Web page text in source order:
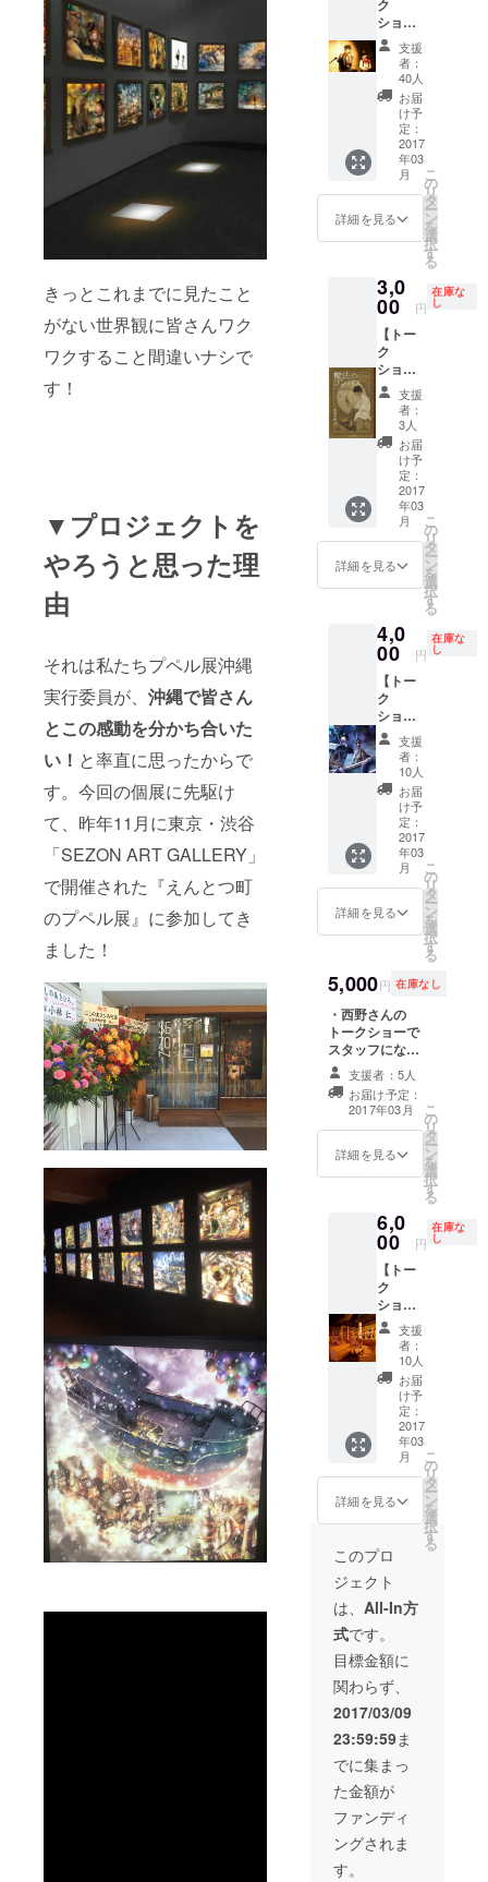
きっとこれまでに見たこと
がない世界観に皆さんワク
ワクすること間違いナシで
す！
▼プロジェクトを
やろうと思った理
由
それは私たちプペル展沖縄
実行委員が、 沖縄で皆さん
とこの感動を分かち合いた
い！ と率直に思ったからで
す。今回の個展に先駆け
て、昨年11月に東京・渋谷
「SEZON ART GALLERY」
で開催された『えんとつ町
のプペル展』に参加してき
ました！
しよろ
しけれ
ば１円
でも多
くのご
支援を
頂ける
とあり
がたい
です。
宜しく
しま
す。
3/24(金)
、
3/25(土)
の4日間
で、 貸
し切り
にでき
る時間
帯はい
ずれ
も、21
時～21
時半の
以下の
注意事
項を必
ずお読
みくだ
さい。
※支援者
様同士
の日程
の重複
がない
ように
するた
め、
購入前
セージ
にて空
認をお
願いし
ます。
※価格は
来場人
数に
よって
変動し
ます。
ご注意
くださ
い。
おひと
り様→
4500円
様
→ 9000
円×2）
名様→
２名様
金額
（9000
円）に
加え、
一人増
3000円
（最大
で） ※
安全管
理のた
め、ス
タッフ
が一人
駐在し
ます
が、邪
魔にな
らない
ように
致しま
す。
やフラ
イヤー
を設置
致しま
す。 注
目度の
高いイ
ベント
ですの
で多く
の集客
が見込
まれま
下なら
初日か
ら最終
日まで
設置さ
せてい
ただき
ます。
支援者
数が6名
以上な
ら3クー
ル(前期
3/11～
15・中
期3/16
～21・
けさせ
ていた
だきま
す。 ※
イベン
トの趣
旨に添
わない
広告は
お断り
させて
いただ
きます
ので、
事前
ルにて
要相談
ご了承
い。
ク
ショー
に参加
される
方向
け】 ・
西野亮
廣トー
ショー
特別先
行販売
チケッ
ト 席数
に限り
います
のでこ
ちらの
リター
ンは、
2017年
3月21日
にギャ
ラリー
(3階)で
開催す
る西野
さんの
トーク
ショー
に参加
できる
願いし
ます。
それ以
外の方
は、上
記のリ
ターン
へご支
援お願
いしま
す。 ※
イベン
トに参
加され
る方
は、当
日に3階
ターン
面をお
見せく
ださ
い。 ※
全席自
由席
（一部
支援
者：
40人
お届
け予
定：
2017
年03
月
詳細を見る
こ
の
リ
タ
ー
ン
を
選
択
す
る
3,0
00 円
在庫な
し
【トー
ク
ショー
に参加
される
方向
け】 ・
トーク
ショー
で西野
さんに
質問で
きる権
利（確
約・先
着3名
ちらの
リター
ンは、
2017年
3月21日
にギャ
ラリー
(3階)で
開催す
る西野
さんの
トーク
ショー
に参加
できる
方の
み、ご
それ以
外の方
は、上
記のリ
ターン
へご支
援お願
いしま
す。 ※
なお、
トーク
途必要
となり
ます。
支援
者：
3人
お届
け予
定：
2017
年03
月
詳細を見る
こ
の
リ
タ
ー
ン
を
選
択
す
る
4,0
00 円
在庫な
し
【トー
ク
ショー
に参加
される
方向
け】 ・
西野亮
廣トー
ショー
を最前
列で見
られる
チケッ
ト（SS
着10名
様） 席
数に限
りがご
ざいま
こちら
のリ
ターン
は、
2017年
3月21日
(3階)で
開催す
る西野
さんの
トーク
ショー
に参加
できる
方の
み、ご
支援お
願いし
ます。
それ以
外の方
は、上
記のリ
援お願
す。 ※
イベン
トに参
加され
る方
は、当
日に3階
の受け
て、リ
ターン
購入画
面をお
見せく
ださ
い。 ※
支援
者：
10人
お届
け予
定：
2017
年03
月
詳細を見る
こ
の
リ
タ
ー
ン
を
選
択
す
る
5,000円 在庫なし
・西野さんの
トークショーで
スタッフになれ
る権利 トーク
ショーのスタッ
フとして、一緒
にイベントを盛
り上げましょ
う！ 西野さんを
ツーのお客さん
ではなかなか味
わえない体験が
でき、イベント
をさらに楽しめ
ます♪ ※会場づく
り、運営、受
付、物販、案内
などなど。
支援者：5人
お届け予定：
2017年03月
詳細を見る
こ
の
リ
タ
ー
ン
を
選
択
す
る
6,0
00 円
在庫な
し
【トー
ク
ショー
に参加
される
方向
け】 ・
西野亮
廣トー
ショー
チケッ
ト + ・
Restau
rant&B
ar Pine
Tree
Bless(
パイン
ツリー
ブレ
ス)5000
円分の
お食事
券 ※先
着10名
様 こち
らのリ
ターン
は、
2017年
3月21日
にギャ
ラリー
支援
者：
10人
お届
け予
定：
2017
年03
月
詳細を見る
こ
の
リ
タ
ー
ン
を
選
択
す
る
このプロ
ジェクト
は、 All-In方
式です。
目標金額に
関わらず、
2017/03/09
23:59:59ま
でに集まっ
た金額が
ファンディ
ングされま
す。